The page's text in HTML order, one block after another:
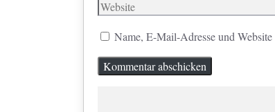
Name, E-Mail-Adresse und